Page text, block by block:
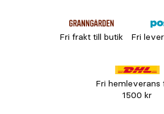
Fri frakt till butik
Fri
Fri hemleverans
1500 kr